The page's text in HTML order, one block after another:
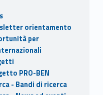
orientamento
per
PRO-BEN
- Bandi di ricerca